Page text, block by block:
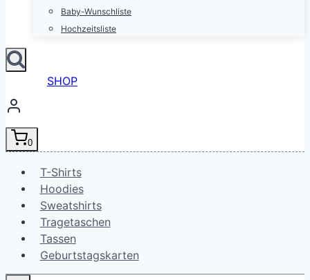
Baby-Wunschliste
Hochzeitsliste
SHOP
0
T-Shirts
Hoodies
Sweatshirts
Tragetaschen
Tassen
Geburtstagskarten